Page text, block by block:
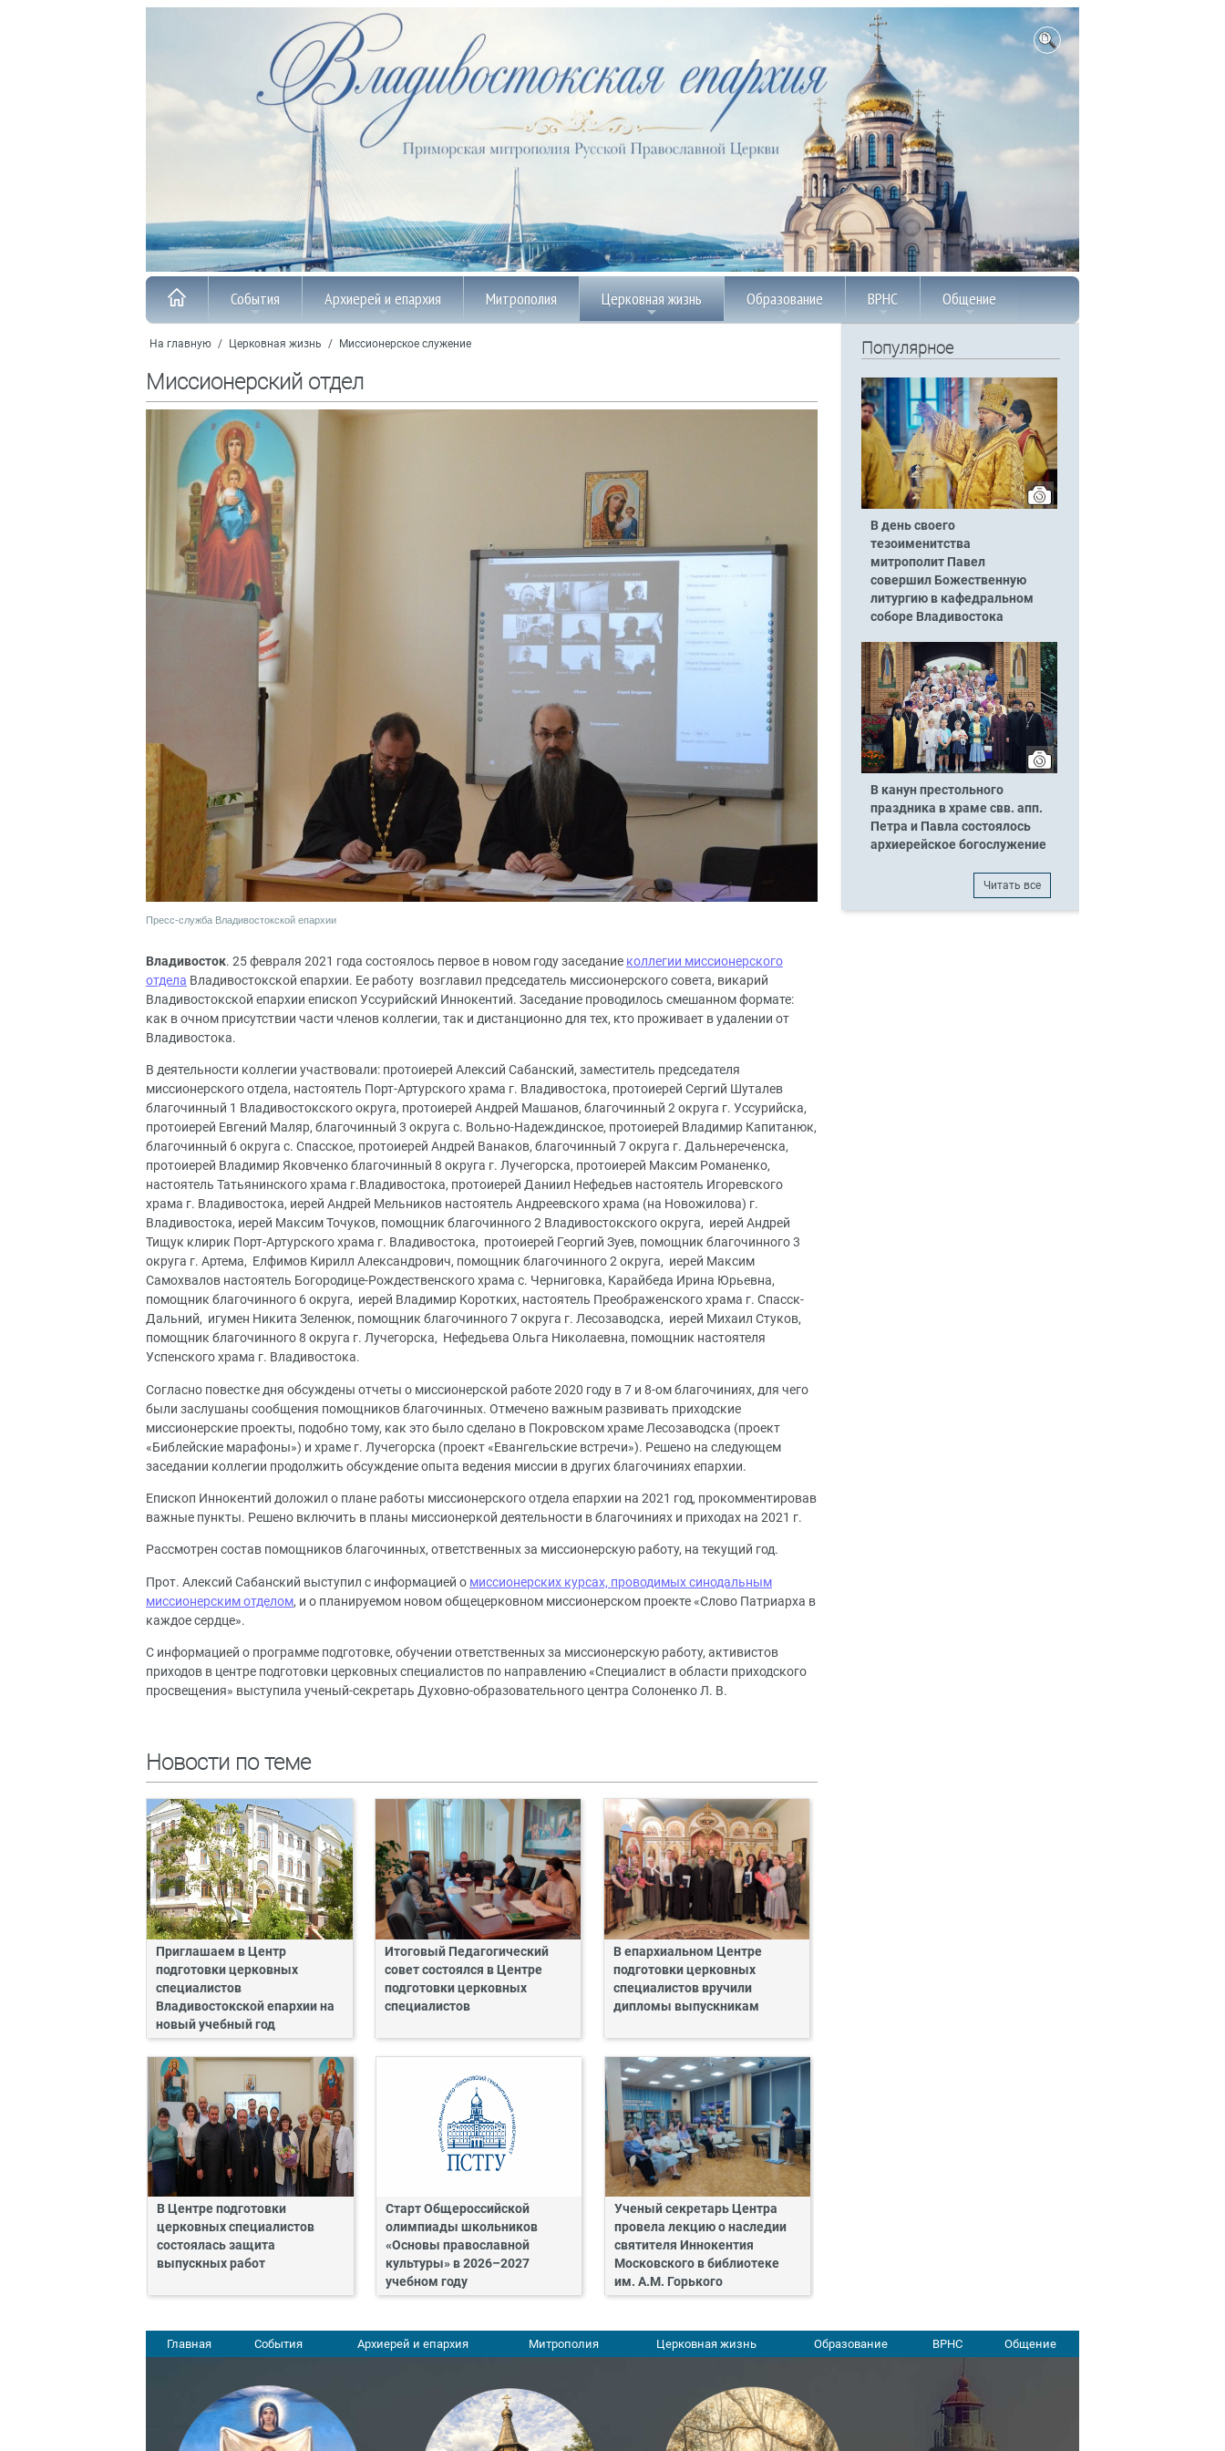
События Архиерей и епархия Митрополия Церковная жизнь Образование ВРНС Общение
На главную / Церковная жизнь / Миссионерское служение
Миссионерский отдел
Пресс-служба Владивостокской епархии
Владивосток. 25 февраля 2021 года состоялось первое в новом году заседание коллегии миссионерского
отдела Владивостокской епархии. Ее работу возглавил председатель миссионерского совета, викарий
Владивостокской епархии епископ Уссурийский Иннокентий. Заседание проводилось смешанном формате:
как в очном присутствии части членов коллегии, так и дистанционно для тех, кто проживает в удалении от
Владивостока.
В деятельности коллегии участвовали: протоиерей Алексий Сабанский, заместитель председателя
миссионерского отдела, настоятель Порт-Артурского храма г. Владивостока, протоиерей Сергий Шуталев
благочинный 1 Владивостокского округа, протоиерей Андрей Машанов, благочинный 2 округа г. Уссурийска,
протоиерей Евгений Маляр, благочинный 3 округа с. Вольно-Надеждинское, протоиерей Владимир Капитанюк,
благочинный 6 округа с. Спасское, протоиерей Андрей Ванаков, благочинный 7 округа г. Дальнереченска,
протоиерей Владимир Яковченко благочинный 8 округа г. Лучегорска, протоиерей Максим Романенко,
настоятель Татьянинского храма г.Владивостока, протоиерей Даниил Нефедьев настоятель Игоревского
храма г. Владивостока, иерей Андрей Мельников настоятель Андреевского храма (на Новожилова) г.
Владивостока, иерей Максим Точуков, помощник благочинного 2 Владивостокского округа, иерей Андрей
Тищук клирик Порт-Артурского храма г. Владивостока, протоиерей Георгий Зуев, помощник благочинного 3
округа г. Артема, Елфимов Кирилл Александрович, помощник благочинного 2 округа, иерей Максим
Самохвалов настоятель Богородице-Рождественского храма с. Черниговка, Карайбеда Ирина Юрьевна,
помощник благочинного 6 округа, иерей Владимир Коротких, настоятель Преображенского храма г. Спасск-
Дальний, игумен Никита Зеленюк, помощник благочинного 7 округа г. Лесозаводска, иерей Михаил Стуков,
помощник благочинного 8 округа г. Лучегорска, Нефедьева Ольга Николаевна, помощник настоятеля
Успенского храма г. Владивостока.
Согласно повестке дня обсуждены отчеты о миссионерской работе 2020 году в 7 и 8-ом благочиниях, для чего
были заслушаны сообщения помощников благочинных. Отмечено важным развивать приходские
миссионерские проекты, подобно тому, как это было сделано в Покровском храме Лесозаводска (проект
«Библейские марафоны») и храме г. Лучегорска (проект «Евангельские встречи»). Решено на следующем
заседании коллегии продолжить обсуждение опыта ведения миссии в других благочиниях епархии.
Епископ Иннокентий доложил о плане работы миссионерского отдела епархии на 2021 год, прокомментировав
важные пункты. Решено включить в планы миссионеркой деятельности в благочиниях и приходах на 2021 г.
Рассмотрен состав помощников благочинных, ответственных за миссионерскую работу, на текущий год.
Прот. Алексий Сабанский выступил с информацией о миссионерских курсах, проводимых синодальным
миссионерским отделом, и о планируемом новом общецерковном миссионерском проекте «Слово Патриарха в
каждое сердце».
С информацией о программе подготовке, обучении ответственных за миссионерскую работу, активистов
приходов в центре подготовки церковных специалистов по направлению «Специалист в области приходского
просвещения» выступила ученый-секретарь Духовно-образовательного центра Солоненко Л. В.
Новости по теме
Приглашаем в Центр
подготовки церковных
специалистов
Владивостокской епархии на
новый учебный год
Итоговый Педагогический
совет состоялся в Центре
подготовки церковных
специалистов
В епархиальном Центре
подготовки церковных
специалистов вручили
дипломы выпускникам
В Центре подготовки
церковных специалистов
состоялась защита
выпускных работ
Старт Общероссийской
олимпиады школьников
«Основы православной
культуры» в 2026–2027
учебном году
Ученый секретарь Центра
провела лекцию о наследии
святителя Иннокентия
Московского в библиотеке
им. А.М. Горького
Популярное
В день своего
тезоименитства
митрополит Павел
совершил Божественную
литургию в кафедральном
соборе Владивостока
В канун престольного
праздника в храме свв. апп.
Петра и Павла состоялось
архиерейское богослужение
Читать все
Главная События Архиерей и епархия Митрополия Церковная жизнь Образование ВРНС Общение